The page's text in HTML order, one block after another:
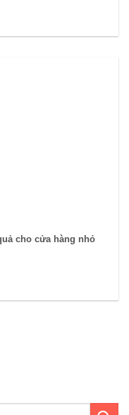
cho cửa hàng nhỏ